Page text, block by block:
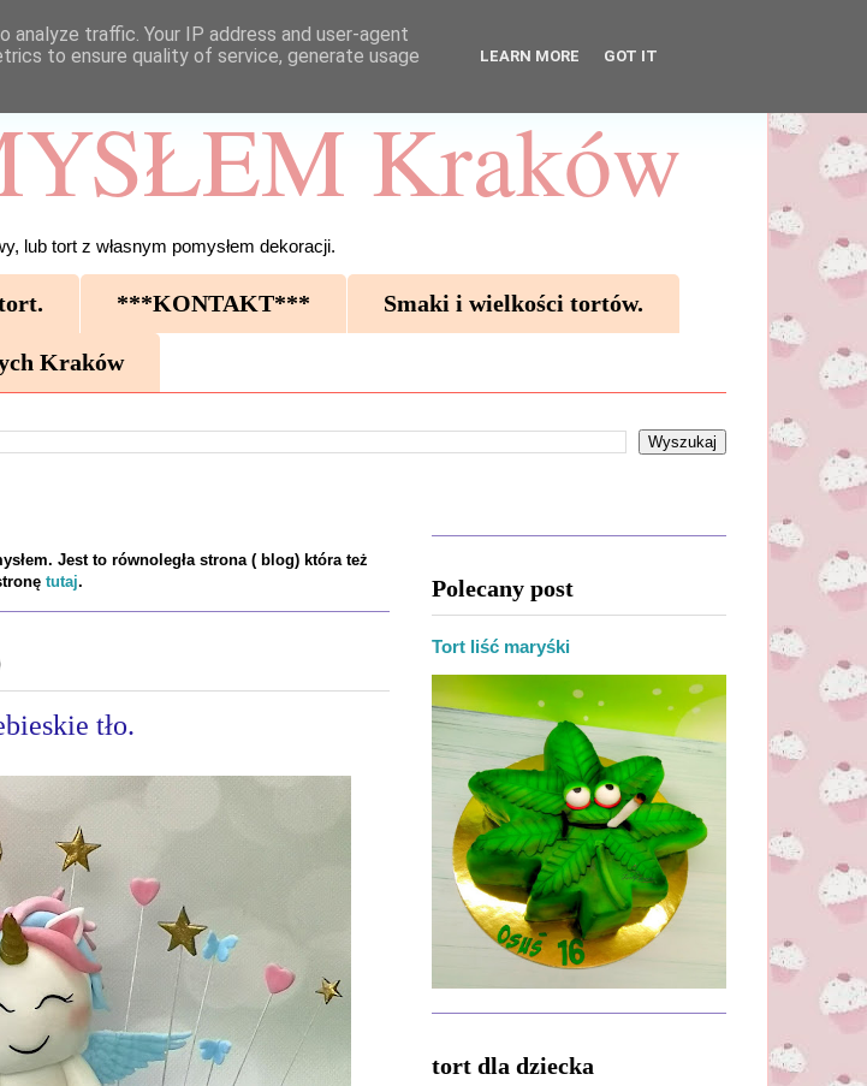
Kraków
lub tort z własnym pomysłem dekoracji.
***KONTAKT*** Smaki i wielkości tortów.
Kraków
Jest to równoległa strona ( blog) która też
tutaj.
tło.
Polecany post
Tort liść maryśki
tort dla dziecka
traffic. Your IP address and user-agent
to ensure quality of service, generate usage
LEARN MORE GOT IT